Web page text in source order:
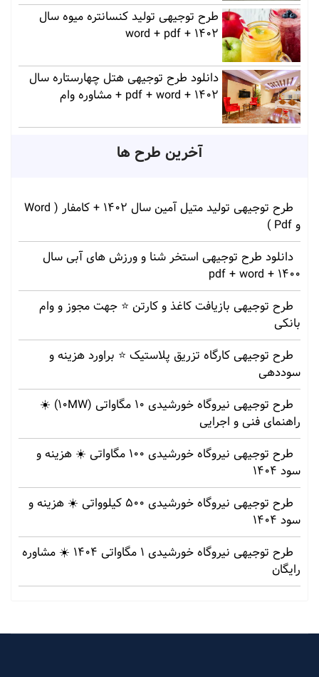
طرح توجیهی تولید کنسانتره میوه سال
1402 + word + pdf
دانلود طرح توجیهی هتل چهارستاره سال
1402 + pdf + word + مشاوره وام
آخرین طرح ها
طرح توجیهی تولید متیل آمین سال 1402 + کامفار ( Word
و Pdf )
دانلود طرح توجیهی استخر شنا و ورزش های آبی سال
1400 + pdf + word
طرح توجیهی بازیافت کاغذ و کارتن ⭐️ جهت مجوز و وام
بانکی
طرح توجیهی کارگاه تزریق پلاستیک ⭐ براورد هزینه و
سوددهی
طرح توجیهی نیروگاه خورشیدی 10 مگاواتی (10MW) ☀️
راهنمای فنی و اجرایی
طرح توجیهی نیروگاه خورشیدی 100 مگاواتی ☀️ هزینه‌ و
سود 1404
طرح توجیهی نیروگاه خورشیدی 500 کیلوواتی ☀️ هزینه‌ و
سود 1404
طرح توجیهی نیروگاه خورشیدی 1 مگاواتی 1404 ☀️ مشاوره
رایگان